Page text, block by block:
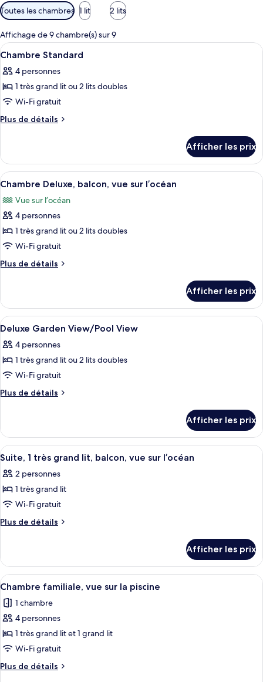
Filtres
disponibles
pour
les
chambres
Toutes les chambres 1 lit 2 lits
Affichage de 9 chambre(s) sur 9
Afficher
toutes
les
photos
pour
ce
chambre :
Chambre
Standard
Chambre Standard | Vue de la
2
Chambre Standard
4 personnes
1 très grand lit ou 2 lits doubles
Wi-Fi gratuit
Plus de détails
Plus
Chambre
Standard
Afficher les prix
Afficher
toutes
les
photos
pour
ce
type
de
Chambre
Deluxe,
balcon,
vue
sur
l’océan
Chambre Deluxe, balcon, vue sur
5
Chambre Deluxe, balcon, vue sur l’océan
Vue sur l’océan
4 personnes
1 très grand lit ou 2 lits doubles
Wi-Fi gratuit
Plus de détails
Plus
Chambre
Deluxe,
balcon,
sur
l’océan
Afficher les prix
Afficher
toutes
les
photos
pour
ce
chambre :
Deluxe
Garden
View/Pool
View
Deluxe Garden View/Pool View | Fer
2
Deluxe Garden View/Pool View
4 personnes
1 très grand lit ou 2 lits doubles
Wi-Fi gratuit
Plus de détails
Plus
Deluxe
Garden
View/Pool
Afficher les prix
Afficher
toutes
les
photos
pour
ce
chambre :
Suite,
1
très
grand
lit,
balcon,
vue
sur
Suite, 1 très grand lit, balcon, vue sur
3
Suite, 1 très grand lit, balcon, vue sur l’océan
2 personnes
1 très grand lit
Wi-Fi gratuit
Plus de détails
Plus
Suite,
très
lit,
balcon,
sur
l’océan
Afficher les prix
Afficher
toutes
les
photos
pour
ce
type
de
Chambre familiale, vue sur la piscine
2
Chambre familiale, vue sur la piscine
1 chambre
4 personnes
1 très grand lit et 1 grand lit
Wi-Fi gratuit
Plus de détails
Plus